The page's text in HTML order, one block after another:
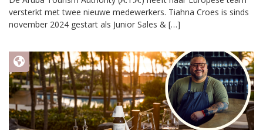
versterkt met twee nieuwe medewerkers. Tiahna Croes is sinds
november 2024 gestart als Junior Sales & […]